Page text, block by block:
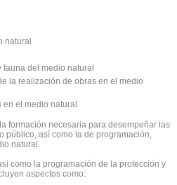
natural
fauna del medio natural
la realización de obras en el medio
en el medio natural
formación necesaria para desempeñar las
público, así como la de programación,
natural.
como la programación de la protección y
aspectos como: